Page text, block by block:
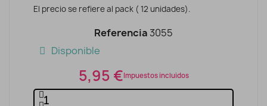
El precio se refiere al pack ( 12 unidades).
Referencia 3055
Disponible
5,95 €Impuestos incluidos